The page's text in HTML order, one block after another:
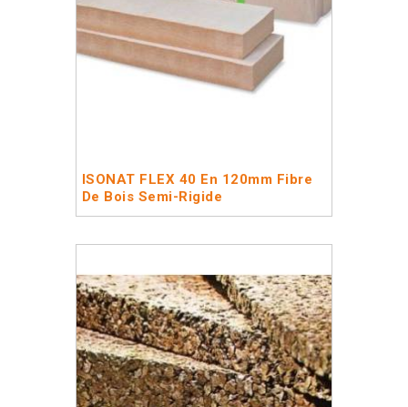
ISONAT FLEX 40 En 120mm Fibre
De Bois Semi-Rigide